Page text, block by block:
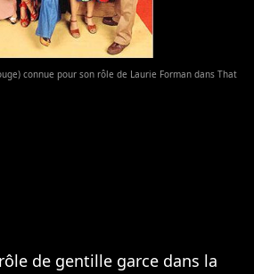
connue pour son rôle de Laurie Forman dans That
de gentille garce dans la